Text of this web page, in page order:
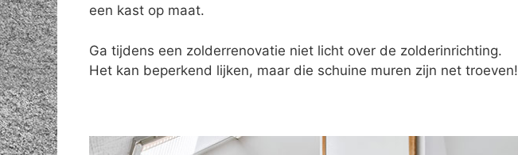
een kast op maat.
Ga tijdens een zolderrenovatie niet licht over de zolderinrichting.
Het kan beperkend lijken, maar die schuine muren zijn net troeven!